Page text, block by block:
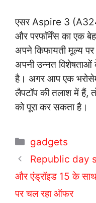
एसर Aspire 3
और परफॉर्मेंस का एक
अपने किफायती मूल्य पर
अपनी उन्नत विशेषताओं
है। अगर आप एक
लैपटॉप की तलाश में हैं,
को पूरा कर सकता है।
C
a
e
g
gadgets
Republic day
और एंड्रॉइड 15 के
पर चल रहा ऑफर